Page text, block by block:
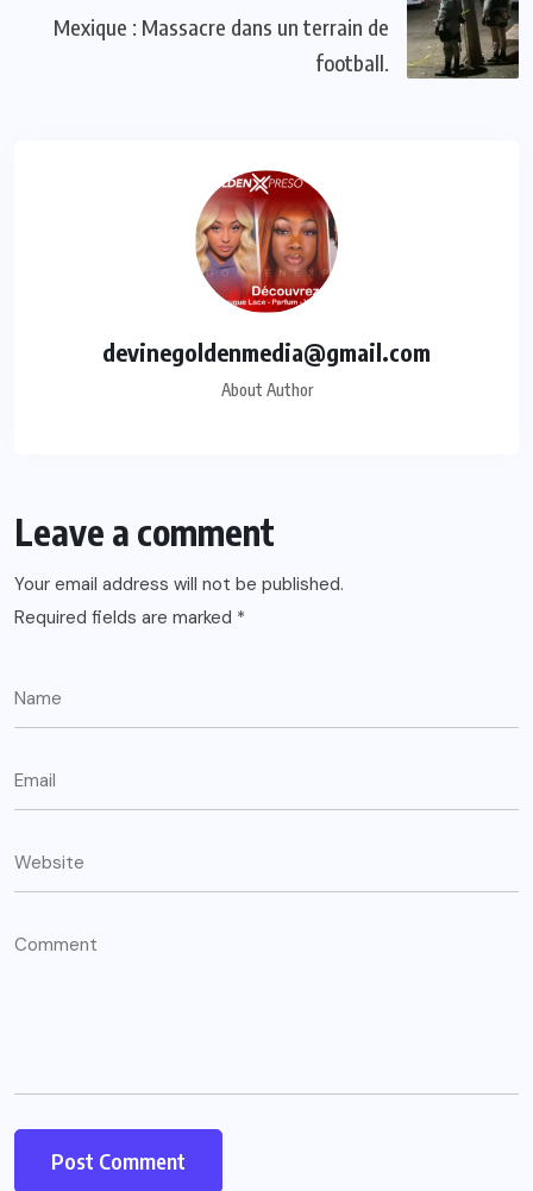
Mexique : Massacre dans un terrain de
football.
devinegoldenmedia@gmail.com
About Author
Leave a comment
Your email address will not be published.
Required fields are marked *